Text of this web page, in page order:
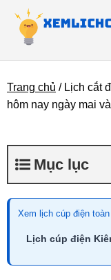
Giới thiệu
Tin tức
Trang chủ / Lịch cắt
hôm nay ngày mai
Mục lục
Xem lịch cúp điện
Lịch cúp điện